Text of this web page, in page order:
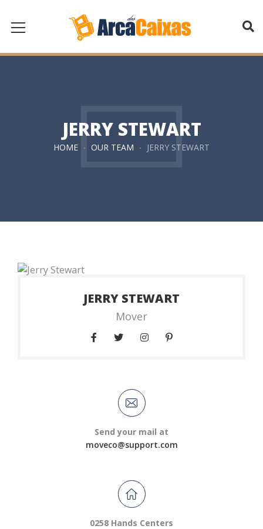
JERRY STEWART
HOME OUR TEAM JERRY STEWART
JERRY STEWART
Mover
Send your mail at
moveco@support.com
0258 Hands Centers